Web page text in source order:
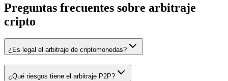
Preguntas frecuentes sobre arbitraje
cripto
¿Es legal el arbitraje de criptomonedas?
¿Qué riesgos tiene el arbitraje P2P?